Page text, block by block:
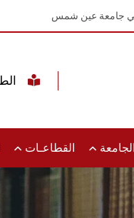
في جامعة عين شمس
القطاعـات